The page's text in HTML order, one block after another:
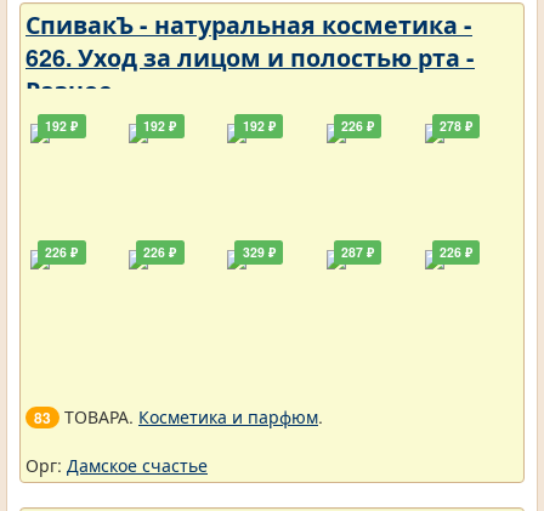
СпивакЪ - натуральная косметика -
626. Уход за лицом и полостью рта -
Разное
192 ₽
226 ₽
192 ₽
226 ₽
192 ₽
329 ₽
226 ₽
287 ₽
278 ₽
226 ₽
83 ТОВАРА. Косметика и парфюм.
Орг: Дамское счастье